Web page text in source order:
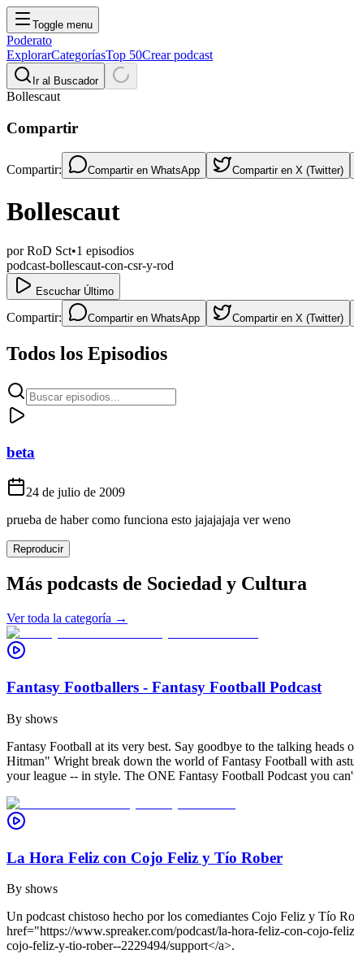
Toggle menu
Poderato
ExplorarCategoríasTop 50Crear podcast
Ir al Buscador
Bollescaut
Compartir
Compartir: Compartir en WhatsApp Compartir en X (Twitter)
Bollescaut
porRoD Sct•1 episodios
podcast-bollescaut-con-csr-y-rod
Escuchar Último
Compartir: Compartir en WhatsApp Compartir en X (Twitter)
Todos los Episodios
beta
24 de julio de 2009
prueba de haber como funciona esto jajajajaja ver weno
Reproducir
Más podcasts de Sociedad y Cultura
Ver toda la categoría →
Fantasy Footballers - Fantasy Football Podcast
By shows
Fantasy Football at its very best. Say goodbye to the talking
Hitman" Wright break down the world of Fantasy Football with
your league -- in style. The ONE Fantasy Football Podcast you
La Hora Feliz con Cojo Feliz y Tío Rober
By shows
Un podcast chistoso hecho por los comediantes Cojo Feliz y Tío
href="https://www.spreaker.com/podcast/la-hora-feliz-con-cojo-
cojo-feliz-y-tio-rober--2229494/support</a>.